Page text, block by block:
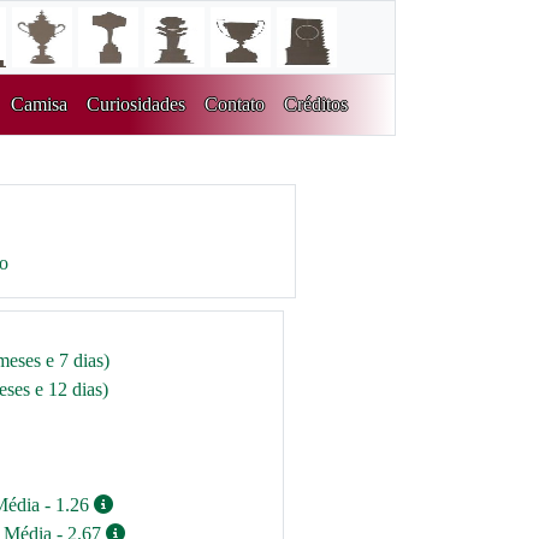
Camisa Curiosidades Contato Créditos
e 7 dias)
e 12 dias)
- 1.26
Média - 2.67